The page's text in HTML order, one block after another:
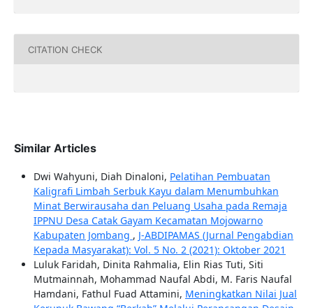
CITATION CHECK
Similar Articles
Dwi Wahyuni, Diah Dinaloni, Pelatihan Pembuatan
Kaligrafi Limbah Serbuk Kayu dalam Menumbuhkan
Minat Berwirausaha dan Peluang Usaha pada Remaja
IPPNU Desa Catak Gayam Kecamatan Mojowarno
Kabupaten Jombang , J-ABDIPAMAS (Jurnal Pengabdian
Kepada Masyarakat): Vol. 5 No. 2 (2021): Oktober 2021
Luluk Faridah, Dinita Rahmalia, Elin Rias Tuti, Siti
Mutmainnah, Mohammad Naufal Abdi, M. Faris Naufal
Hamdani, Fathul Fuad Attamini, Meningkatkan Nilai Jual